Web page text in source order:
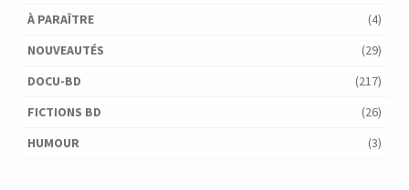
À PARAÎTRE
(4)
NOUVEAUTÉS
(29)
DOCU-BD
(217)
FICTIONS BD
(26)
HUMOUR
(3)